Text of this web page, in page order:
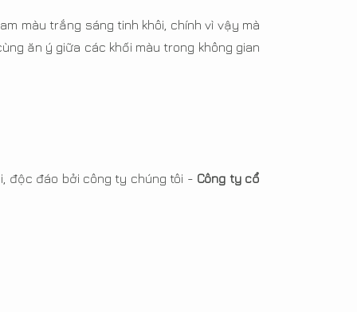
màu trắng sáng tinh khôi, chính vì vậy mà
ăn ý giữa các khối màu trong không gian
độc đáo bởi công ty chúng tôi - Công ty cổ